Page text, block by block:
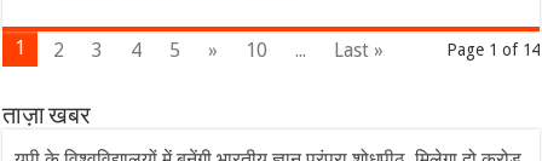
Page 1 of 14
1 2 3 4 5 » 10 ... Last »
ताज़ा खबर